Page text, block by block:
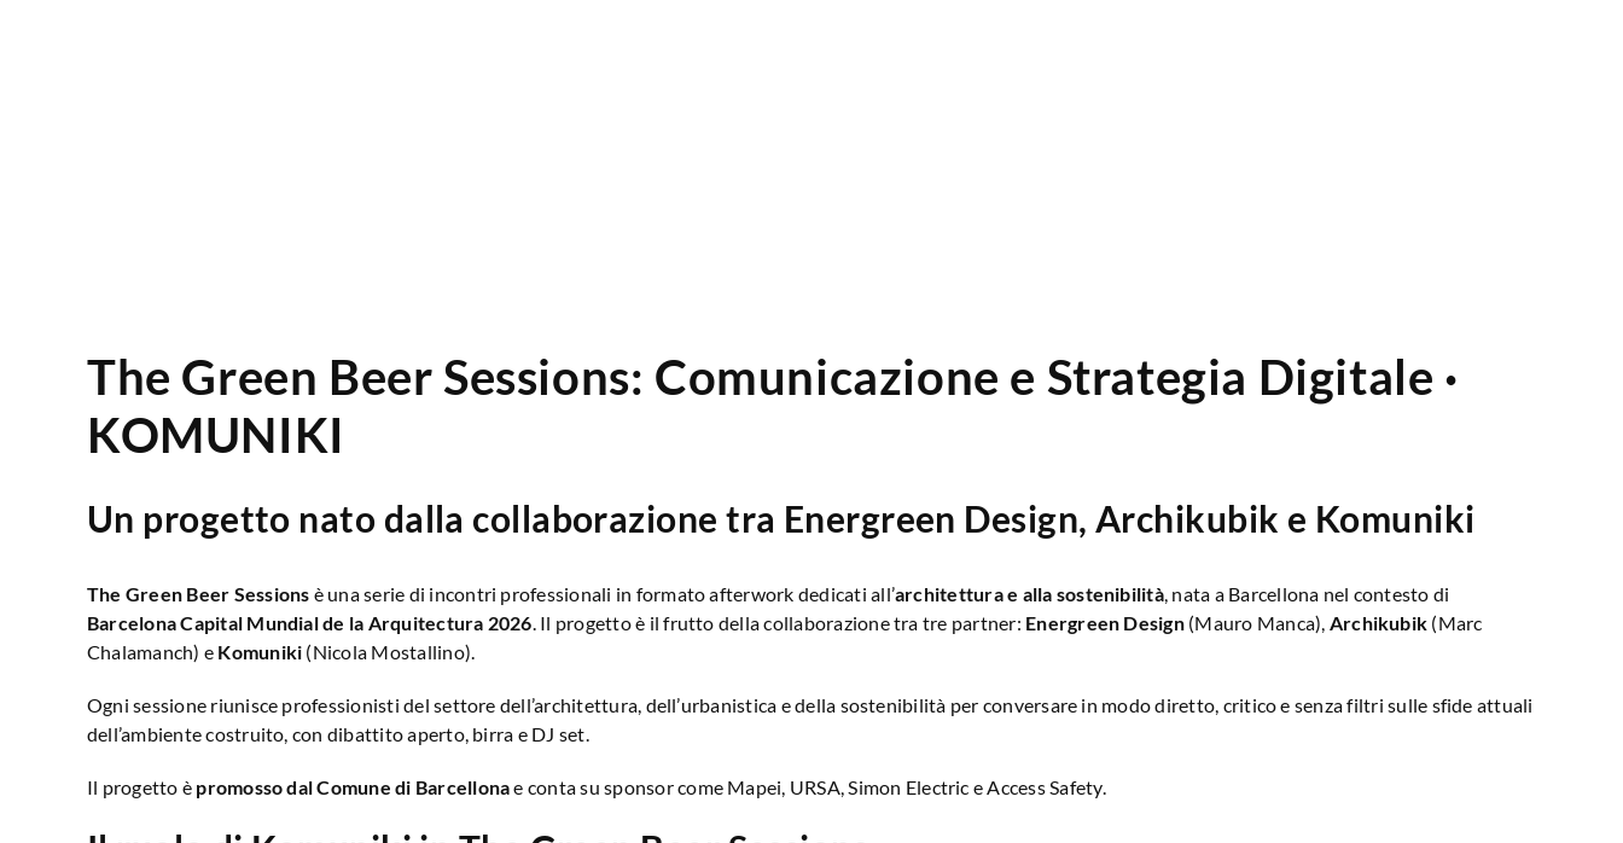
The Green Beer Sessions: Comunicazione e Strategia Digitale ·
KOMUNIKI
Un progetto nato dalla collaborazione tra Energreen Design, Archikubik e Komuniki
The Green Beer Sessions è una serie di incontri professionali in formato afterwork dedicati all’architettura e alla sostenibilità, nata a Barcellona nel contesto di
Barcelona Capital Mundial de la Arquitectura 2026 . Il progetto è il frutto della collaborazione tra tre partner: Energreen Design(Mauro Manca), Archikubik (Marc
Chalamanch) e Komuniki (Nicola Mostallino).
Ogni sessione riunisce professionisti del settore dell’architettura, dell’urbanistica e della sostenibilità per conversare in modo diretto, critico e senza filtri sulle sfide attuali
dell’ambiente costruito, con dibattito aperto, birra e DJ set.
Il progetto è promosso dal Comune di Barcellonae conta su sponsor come Mapei, URSA, Simon Electric e Access Safety.